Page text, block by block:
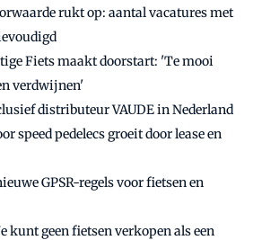
rukt op: aantal vacatures met
Fiets maakt doorstart: 'Te mooi
verdwijnen'
distributeur VAUDE in Nederland
speed pedelecs groeit door lease en
GPSR-regels voor fietsen en
kunt geen fietsen verkopen als een